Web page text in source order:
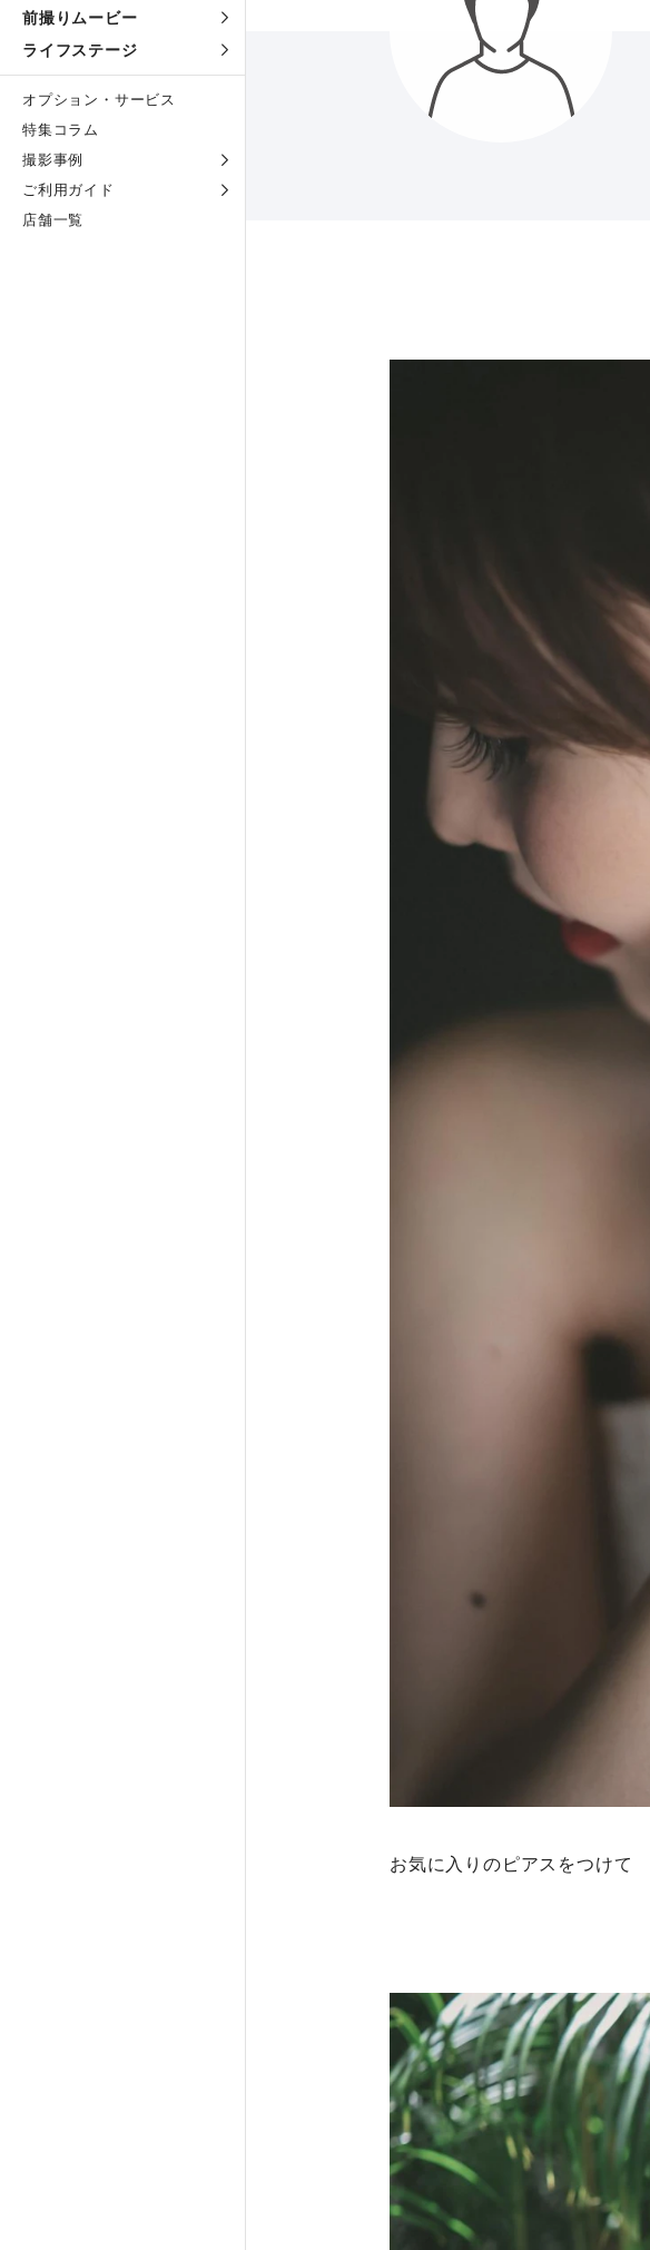
前撮りムービー
ライフステージ
オプション・サービス
特集コラム
撮影事例
ご利用ガイド
店舗一覧
お気に入りのピアスをつけて